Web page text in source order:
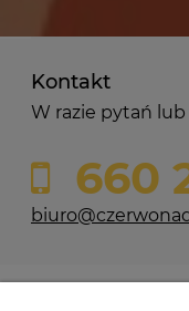
Kontakt
W razie pytań
660